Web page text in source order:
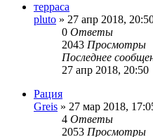
терраса
pluto » 27 апр 2018,
0 Ответы
2043 Просмотры
Последнее
27 апр 2018, 20:50
Рация
Greis » 27 мар 2018,
4 Ответы
2053 Просмотры